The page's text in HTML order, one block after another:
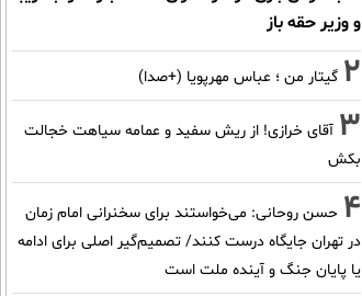
و وزیر حقه باز
2 گیتار من ؛ عباس مهرپویا (+صدا)
3 آقای خرازی! از ریش سفید و عمامه سیاهت خجالت
بکش
4 حسن روحانی: می‌خواستند برای سخنرانی امام زمان
در تهران جایگاه درست کنند/ تصمیم‌گیر اصلی برای ادامه
یا پایان جنگ و آینده ملت است